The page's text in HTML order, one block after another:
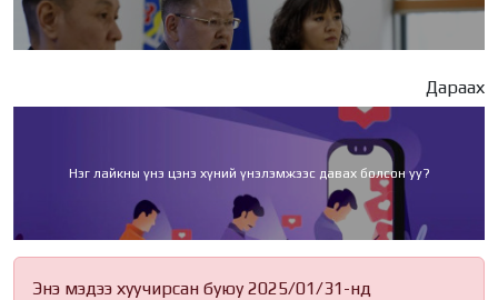
Дараах
Нэг лайкны үнэ цэнэ хүний үнэлэмжээс давах болсон уу?
Энэ мэдээ хуучирсан буюу 2025/01/31-нд